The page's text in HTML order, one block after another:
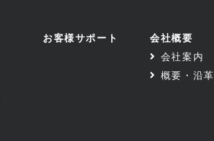
お客様サポート 会社概要
会社案内
概要・沿革